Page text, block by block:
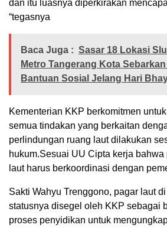
dan itu luasnya diperkirakan
“tegasnya
Baca Juga : Sasar 18 Lokasi
Metro Tangerang Kota
Bantuan Sosial Jelang Hari
Kementerian KKP berkomitmen
semua tindakan yang berkaitan
perlindungan ruang laut dilakukan
hukum.Sesuai UU Cipta kerja
laut harus berkoordinasi dengan
Sakti Wahyu Trenggono, pagar laut
statusnya disegel oleh KKP sebagai
proses penyidikan untuk